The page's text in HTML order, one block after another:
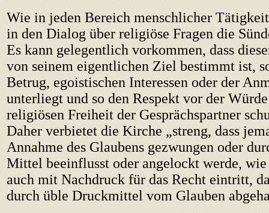
Wie in jeden Bereich menschlicher
in den Dialog über religiöse Fragen die
Es kann gelegentlich vorkommen, dass
von seinem eigentlichen Ziel bestimmt ist,
Betrug, egoistischen Interessen oder der
unterliegt und so den Respekt vor der
religiösen Freiheit der Gesprächspartner
Daher verbietet die Kirche „streng, dass
Annahme des Glaubens gezwungen oder
Mittel beeinflusst oder angelockt werde,
auch mit Nachdruck für das Recht eintritt,
durch üble Druckmittel vom Glauben